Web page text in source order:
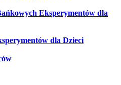
Eksperymentów dla
dla Dzieci